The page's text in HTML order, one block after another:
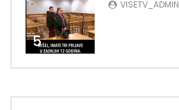
5
VISETV_ADMIN